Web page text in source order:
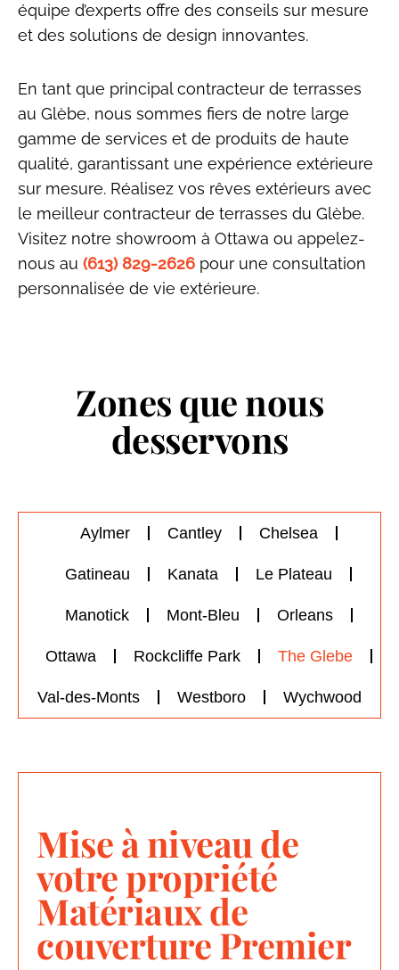
équipe d’experts offre des conseils sur mesure
et des solutions de design innovantes.
En tant que principal contracteur de terrasses
au Glèbe, nous sommes fiers de notre large
gamme de services et de produits de haute
qualité, garantissant une expérience extérieure
sur mesure. Réalisez vos rêves extérieurs avec
le meilleur contracteur de terrasses du Glèbe.
Visitez notre showroom à Ottawa ou appelez-
nous au (613) 829-2626 pour une consultation
personnalisée de vie extérieure.
Zones que nous
desservons
Aylmer Cantley Chelsea
Gatineau Kanata Le Plateau
Manotick Mont-Bleu Orleans
Ottawa Rockcliffe Park The Glebe
Val-des-Monts Westboro Wychwood
Mise à niveau de
votre propriété
Matériaux de
couverture Premier